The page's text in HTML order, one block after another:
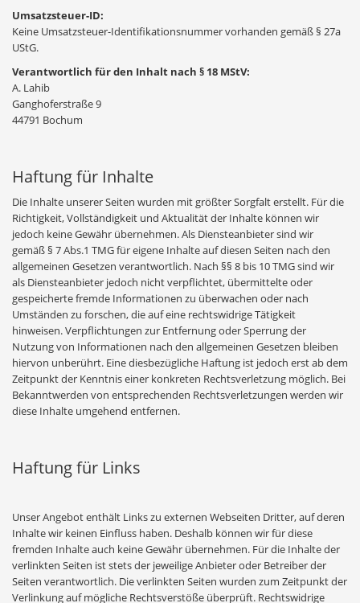
Umsatzsteuer-ID:
Keine Umsatzsteuer-Identifikationsnummer vorhanden gemäß § 27a
UStG.
Verantwortlich für den Inhalt nach § 18 MStV:
A. Lahib
Ganghoferstraße 9
44791 Bochum
Haftung für Inhalte
Die Inhalte unserer Seiten wurden mit größter Sorgfalt erstellt. Für die
Richtigkeit, Vollständigkeit und Aktualität der Inhalte können wir
jedoch keine Gewähr übernehmen. Als Diensteanbieter sind wir
gemäß § 7 Abs.1 TMG für eigene Inhalte auf diesen Seiten nach den
allgemeinen Gesetzen verantwortlich. Nach §§ 8 bis 10 TMG sind wir
als Diensteanbieter jedoch nicht verpflichtet, übermittelte oder
gespeicherte fremde Informationen zu überwachen oder nach
Umständen zu forschen, die auf eine rechtswidrige Tätigkeit
hinweisen. Verpflichtungen zur Entfernung oder Sperrung der
Nutzung von Informationen nach den allgemeinen Gesetzen bleiben
hiervon unberührt. Eine diesbezügliche Haftung ist jedoch erst ab dem
Zeitpunkt der Kenntnis einer konkreten Rechtsverletzung möglich. Bei
Bekanntwerden von entsprechenden Rechtsverletzungen werden wir
diese Inhalte umgehend entfernen.
Haftung für Links
Unser Angebot enthält Links zu externen Webseiten Dritter, auf deren
Inhalte wir keinen Einfluss haben. Deshalb können wir für diese
fremden Inhalte auch keine Gewähr übernehmen. Für die Inhalte der
verlinkten Seiten ist stets der jeweilige Anbieter oder Betreiber der
Seiten verantwortlich. Die verlinkten Seiten wurden zum Zeitpunkt der
Verlinkung auf mögliche Rechtsverstöße überprüft. Rechtswidrige